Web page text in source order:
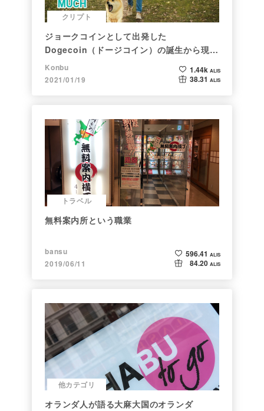
クリプト
ジョークコインとして出発した
Dogecoin（ドージコイン）の誕生から現在
まで。注目される非証券性🐶
Konbu
2021/01/19
1.44k ALIS
38.31 ALIS
トラベル
無料案内所という職業
bansu
2019/06/11
596.41 ALIS
84.20 ALIS
他カテゴリ
オランダ人が語る大麻大国のオランダ